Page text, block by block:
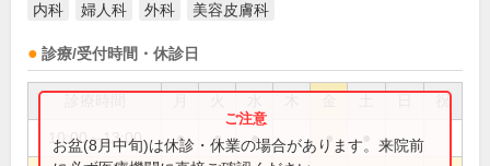
内科 婦人科 外科 美容皮膚科
診療/受付時間・休診日
祝
10:00～13:00 ● ● ● ●
お盆(8月中旬)は休診・休業の場合があります。来院前